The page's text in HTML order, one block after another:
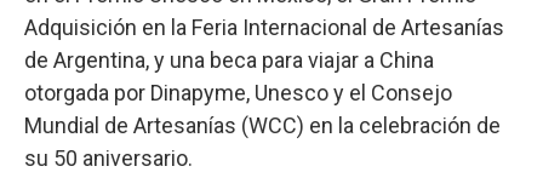
Adquisición en la Feria Internacional de Artesanías
de Argentina, y una beca para viajar a China
otorgada por Dinapyme, Unesco y el Consejo
Mundial de Artesanías (WCC) en la celebración de
su 50 aniversario.